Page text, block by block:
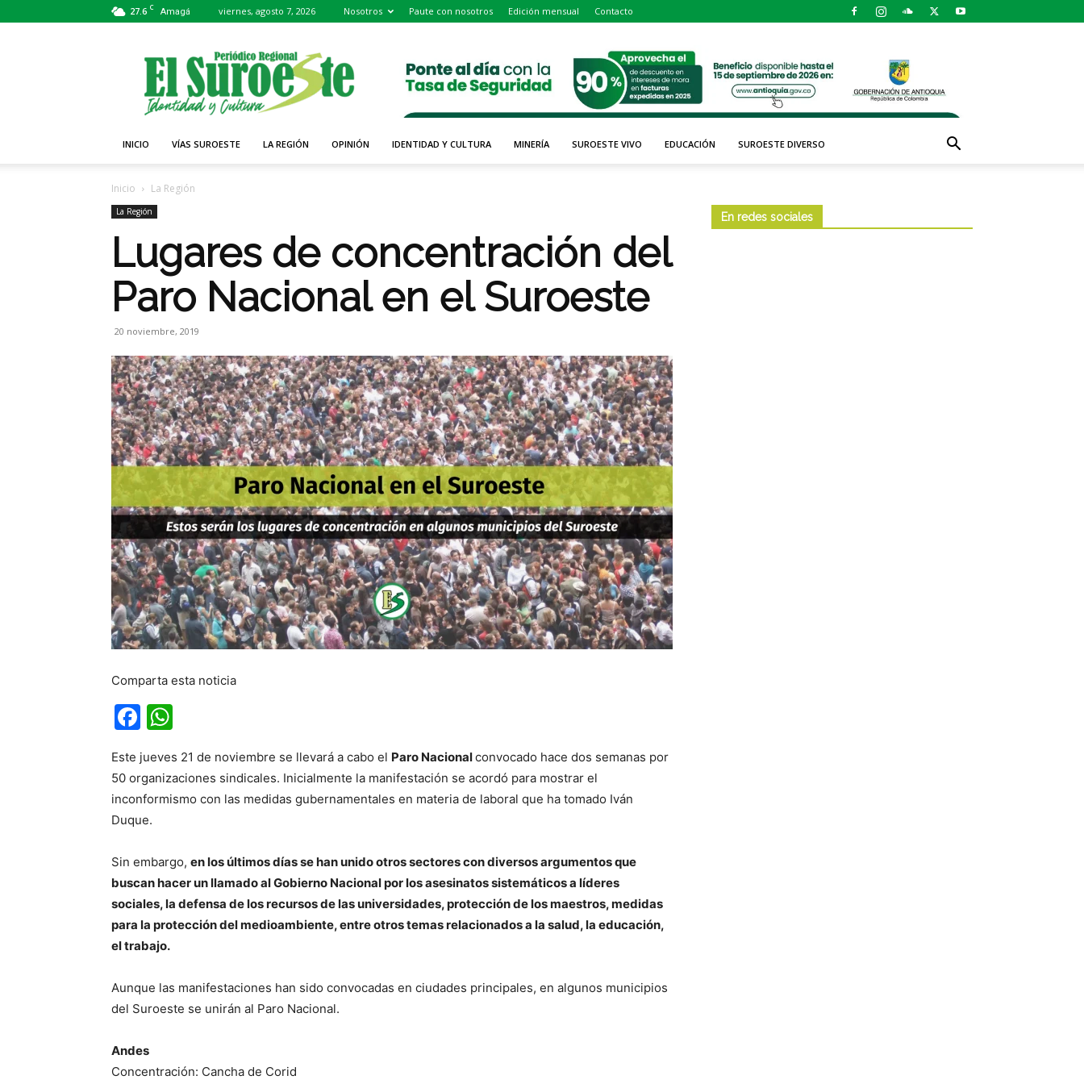
27.6 C Amagá viernes, agosto 7, 2026 Nosotros Paute con nosotros Edición mensual Contacto
Periódico
El
Suroeste
INICIO VÍAS SUROESTE LA REGIÓN OPINIÓN IDENTIDAD Y CULTURA MINERÍA SUROESTE VIVO EDUCACIÓN SUROESTE DIVERSO
Inicio La Región
La Región
Lugares de concentración del
Paro Nacional en el Suroeste
20 noviembre, 2019
Comparta esta noticia
Facebook
Este jueves 21 de noviembre se llevará a cabo el Paro Nacionalconvocado hace dos semanas por
50 organizaciones sindicales. Inicialmente la manifestación se acordó para mostrar el
inconformismo con las medidas gubernamentales en materia de laboral que ha tomado Iván
Duque.
Sin embargo, en los últimos días se han unido otros sectores con diversos argumentos que
buscan hacer un llamado al Gobierno Nacional por los asesinatos sistemáticos a líderes
sociales, la defensa de los recursos de las universidades, protección de los maestros, medidas
para la protección del medioambiente, entre otros temas relacionados a la salud, la educación,
el trabajo.
Aunque las manifestaciones han sido convocadas en ciudades principales, en algunos municipios
del Suroeste se unirán al Paro Nacional.
Andes
Concentración: Cancha de Corid
En redes sociales